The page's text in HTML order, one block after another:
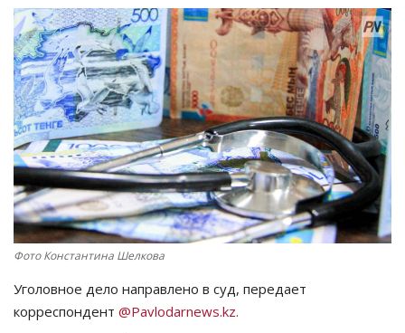
МИР
СПЕЦПРОЕКТЫ
СПОРТ
Чек-лист
РАЗВЛЕЧЕНИЯ
OFFICIAL
Курултай
Фото Константина Шелкова
Уголовное дело направлено в суд, передает
корреспондент @Pavlodarnews.kz.